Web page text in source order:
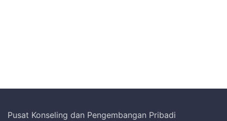
Pusat Konseling dan Pengembangan Pribadi